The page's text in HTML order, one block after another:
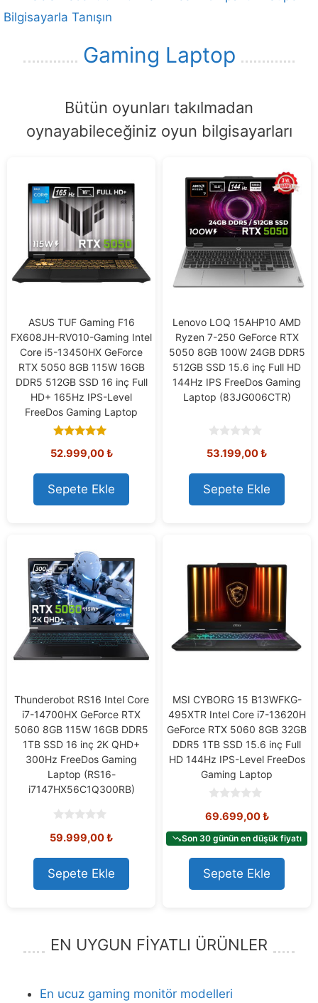
Bilgisayarla Tanışın
Gaming Laptop
Bütün oyunları takılmadan
oynayabileceğiniz oyun bilgisayarları
ASUS TUF Gaming F16
FX608JH-RV010-Gaming Intel
Core i5-13450HX GeForce
RTX 5050 8GB 115W 16GB
DDR5 512GB SSD 16 inç Full
HD+ 165Hz IPS-Level
FreeDos Gaming Laptop
out of 5
52.999,00₺
Sepete Ekle
Lenovo LOQ 15AHP10 AMD
Ryzen 7-250 GeForce RTX
5050 8GB 100W 24GB DDR5
512GB SSD 15.6 inç Full HD
144Hz IPS FreeDos Gaming
Laptop (83JG006CTR)
o
t
o
f
5
53.199,00₺
Sepete Ekle
Thunderobot RS16 Intel Core
i7-14700HX GeForce RTX
5060 8GB 115W 16GB DDR5
1TB SSD 16 inç 2K QHD+
300Hz FreeDos Gaming
Laptop (RS16-
i7147HX56C1Q300RB)
o
t
o
f
5
59.999,00₺
Sepete Ekle
MSI CYBORG 15 B13WFKG-
495XTR Intel Core i7-13620H
GeForce RTX 5060 8GB 32GB
DDR5 1TB SSD 15.6 inç Full
HD 144Hz IPS-Level FreeDos
Gaming Laptop
o
t
o
f
5
69.699,00₺
Son 30 günün en düşük fiyatı
Sepete Ekle
EN UYGUN FİYATLI ÜRÜNLER
En ucuz gaming monitör modelleri